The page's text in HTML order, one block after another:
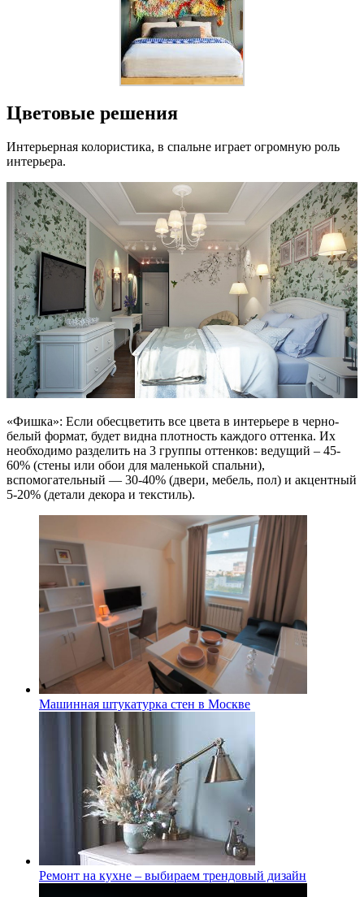
Цветовые решения
Интерьерная колористика, в спальне играет огромную роль
интерьера.
«Фишка»: Если обесцветить все цвета в интерьере в черно-
белый формат, будет видна плотность каждого оттенка. Их
необходимо разделить на 3 группы оттенков: ведущий – 45-
60% (стены или обои для маленькой спальни),
вспомогательный — 30-40% (двери, мебель, пол) и акцентный
5-20% (детали декора и текстиль).
Машинная штукатурка стен в Москве
Ремонт на кухне – выбираем трендовый дизайн